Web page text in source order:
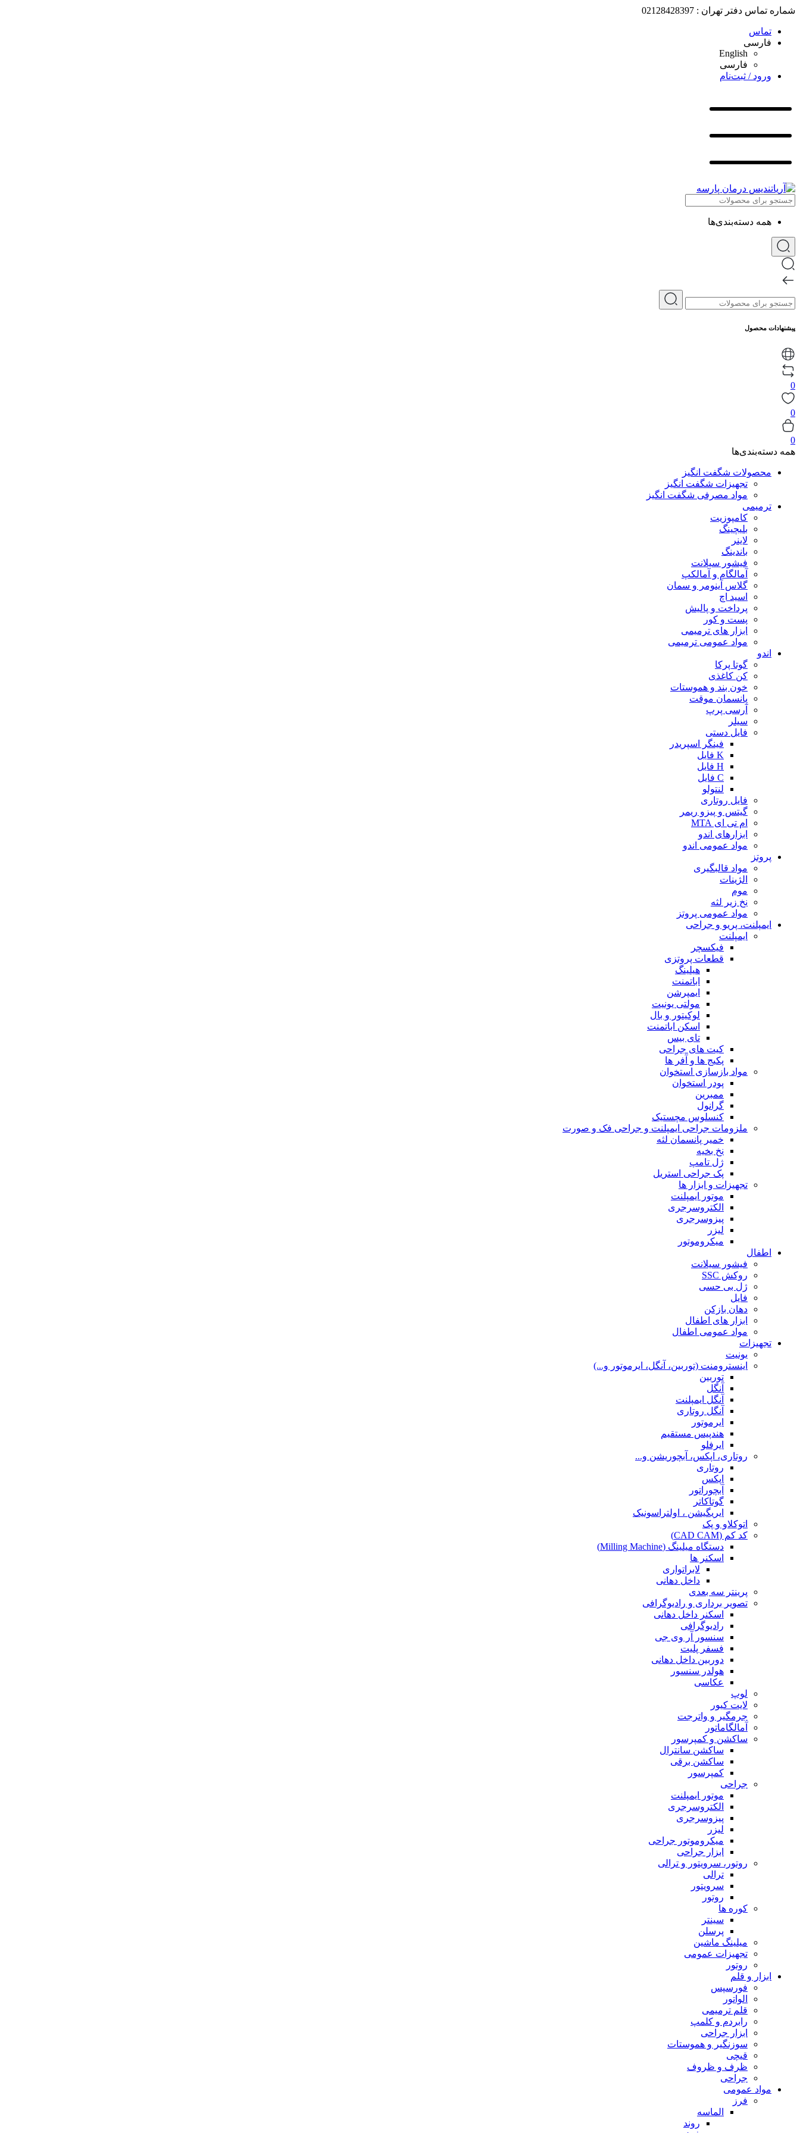
شماره تماس دفتر تهران : 02128428397
تماس
فارسی
English
فارسی
ورود / ثبت‌نام
همه دسته‌بندی‌ها
پیشنهادات محصول
0
0
0
همه دسته‌بندی‌ها
محصولات شگفت انگیز
تجهیزات شگفت انگیز
مواد مصرفی شگفت انگیز
ترمیمی
کامپوزیت
بلیچینگ
لاینر
باندینگ
فیشور سیلانت
آمالگام و آمالکپ
گلاس آینومر و سمان
اسید اچ
پرداخت و پالیش
پست و کور
ابزار های ترمیمی
مواد عمومی ترمیمی
اندو
گوتا پرکا
کن کاغذی
خون بند و هموستات
پانسمان موقت
آرسی پرپ
سیلر
فایل دستی
فینگر اسپریدر
K فایل
H فایل
C فایل
لنتولو
فایل روتاری
گیتس و پیزو ریمر
ام تی ای MTA
ابزارهای اندو
مواد عمومی اندو
پروتز
مواد قالبگیری
الژینات
موم
نخ زیر لثه
مواد عمومی پروتز
ایمپلنت، پریو و جراحی
ایمپلنت
فیکسچر
قطعات پروتزی
هیلینگ
اباتمنت
ایمپرشن
مولتی یونیت
لوکیتور و بال
اسکن اباتمنت
تای بیس
کیت های جراحی
پکیج ها و آفر ها
مواد بازسازی استخوان
پودر استخوان
ممبرین
گرانول
کنسلوس مچستیک
ملزومات جراحی ایمپلنت و جراحی فک و صورت
خمیر پانسمان لثه
نخ بخیه
ژل تامپ
پک جراحی استریل
تجهیزات و ابزار ها
موتور ایمپلنت
الکتروسرجری
پیزوسرجری
لیزر
میکروموتور
اطفال
فیشور سیلانت
روکش SSC
ژل بی حسی
فایل
دهان بازکن
ابزار های اطفال
مواد عمومی اطفال
تجهیزات
یونیت
اینسترومنت (توربین، آنگل، ایرموتور و...)
توربین
آنگل
آنگل ایمپلنت
آنگل روتاری
ایرموتور
هندپیس مستقیم
ایرفلو
روتاری، اپکس، آبچوریشن و...
روتاری
اپکس
آبچوراتور
گوتاکاتر
ایریگیشن ، اولتراسونیک
اتوکلاو و پک
کد کم (CAD CAM)
دستگاه میلینگ (Milling Machine)
اسکنر ها
لابراتواری
داخل دهانی
پرینتر سه بعدی
تصویر برداری و رادیوگرافی
اسکنر داخل دهانی
رادیوگرافی
سنسور آر وی جی
فسفر پلیت
دوربین داخل دهانی
هولدر سنسور
عکاسی
لوپ
لایت کیور
جرمگیر و واترجت
آمالگاماتور
ساکشن و کمپرسور
ساکشن سانترال
ساکشن برقی
کمپرسور
جراحی
موتور ایمپلنت
الکتروسرجری
پیزوسرجری
لیزر
میکروموتور جراحی
ابزار جراحی
روتور، سرویتور و ترالی
ترالی
سرویتور
روتور
کوره ها
سینتر
پرسلن
میلینگ ماشین
تجهیزات عمومی
روتور
ابزار و قلم
فورسپس
الواتور
قلم ترمیمی
رابردم و کلمپ
ابزار جراحی
سوزنگیر و هموستات
قیچی
ظرف و ظروف
جراحی
مواد عمومی
فرز
الماسه
روند